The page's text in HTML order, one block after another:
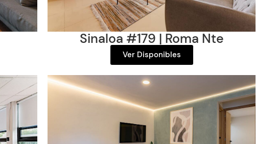
Sinaloa #179 | Roma Nte
Ver Disponibles